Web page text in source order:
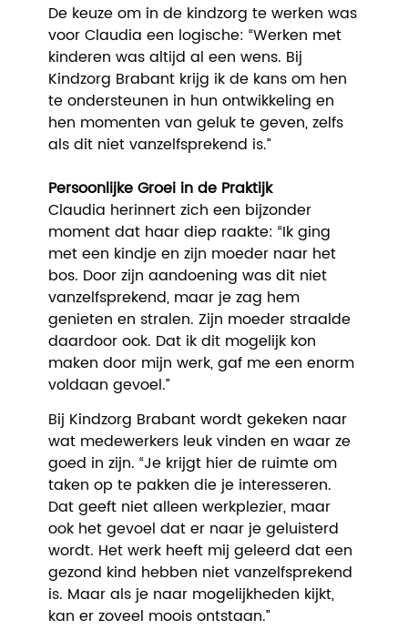
De keuze om in de kindzorg te werken was
voor Claudia een logische: “Werken met
kinderen was altijd al een wens. Bij
Kindzorg Brabant krijg ik de kans om hen
te ondersteunen in hun ontwikkeling en
hen momenten van geluk te geven, zelfs
als dit niet vanzelfsprekend is.”
Persoonlijke Groei in de Praktijk
Claudia herinnert zich een bijzonder
moment dat haar diep raakte: “Ik ging
met een kindje en zijn moeder naar het
bos. Door zijn aandoening was dit niet
vanzelfsprekend, maar je zag hem
genieten en stralen. Zijn moeder straalde
daardoor ook. Dat ik dit mogelijk kon
maken door mijn werk, gaf me een enorm
voldaan gevoel.”
Bij Kindzorg Brabant wordt gekeken naar
wat medewerkers leuk vinden en waar ze
goed in zijn. “Je krijgt hier de ruimte om
taken op te pakken die je interesseren.
Dat geeft niet alleen werkplezier, maar
ook het gevoel dat er naar je geluisterd
wordt. Het werk heeft mij geleerd dat een
gezond kind hebben niet vanzelfsprekend
is. Maar als je naar mogelijkheden kijkt,
kan er zoveel moois ontstaan.”